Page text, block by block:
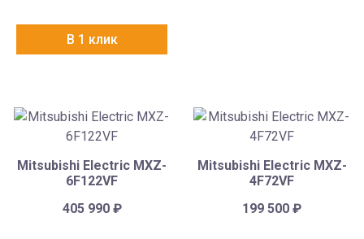
В 1 клик
Mitsubishi Electric MXZ-
6F122VF
405 990 ₽
Mitsubishi Electric MXZ-
4F72VF
199 500₽